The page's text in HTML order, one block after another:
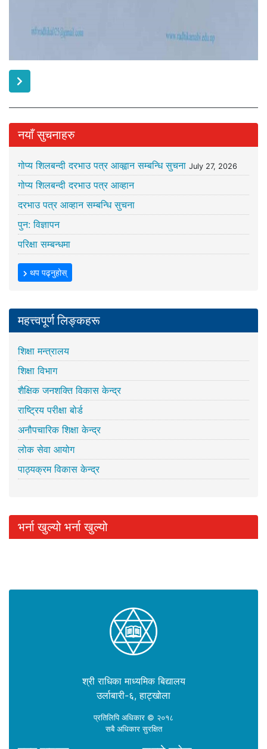
नयाँ सुचनाहरु
गोप्य शिलबन्दी दरभाउ पत्र आव्ह्वान सम्बन्धि सुचना July 27, 2026
गोप्य शिलबन्दी दरभाउ पत्र आव्हान
दरभाउ पत्र आव्हान सम्बन्धि सुचना
पुन: विज्ञापन
परिक्षा सम्बन्धमा
थप पढ्नुहोस्
महत्त्वपूर्ण लिङ्कहरू
शिक्षा मन्त्रालय
शिक्षा विभाग
शैक्षिक जनशक्ति विकास केन्द्र
राष्ट्रिय परीक्षा बोर्ड
अनौपचारिक शिक्षा केन्द्र
लोक सेवा आयोग
पाठ्यक्रम विकास केन्द्र
भर्ना खुल्यो भर्ना खुल्यो
श्री राधिका माध्यमिक बिद्यालय
उर्लाबारी-६, हाट्खोला
प्रतिलिपि अधिकार © २०१८
सबै अधिकार सुरक्षित